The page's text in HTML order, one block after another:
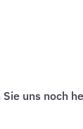
uns noch